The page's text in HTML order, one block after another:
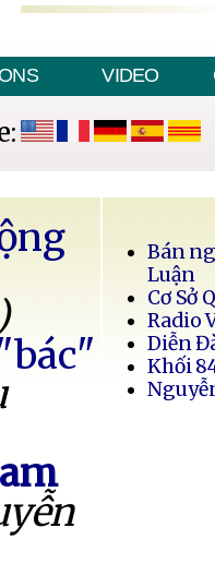
VIDEO
Bán
Luận
Cơ Sở
Radio
Diễn
Khối